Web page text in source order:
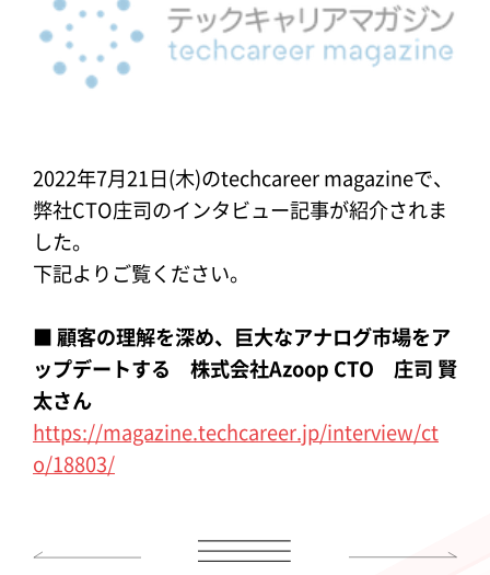
2022年7月21日(木)のtechcareer magazineで、
弊社CTO庄司のインタビュー記事が紹介されま
した。
下記よりご覧ください。
■ 顧客の理解を深め、巨大なアナログ市場をア
ップデートする 株式会社Azoop CTO 庄司 賢
太さん
https://magazine.techcareer.jp/interview/ct
o/18803/